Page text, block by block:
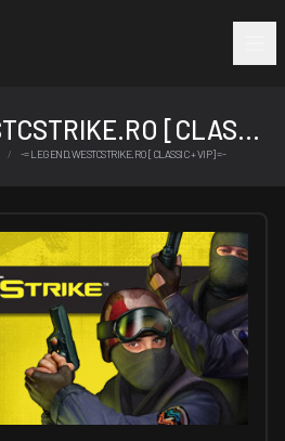
-= LEGEND.WESTCSTRIKE.RO [CLASSIC + VIP] =-
-= LEGEND.WESTCSTRIKE.RO [CLASSIC + VIP] =-